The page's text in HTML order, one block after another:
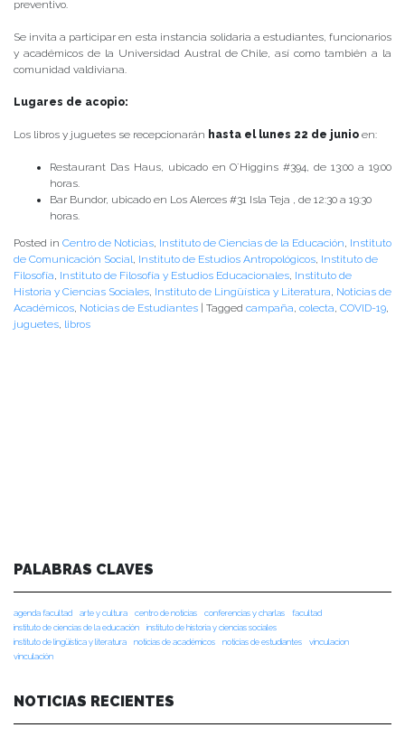
preventivo.
Se invita a participar en esta instancia solidaria a estudiantes, funcionarios
y académicos de la Universidad Austral de Chile, así como también a la
comunidad valdiviana.
Lugares de acopio:
Los libros y juguetes se recepcionarán hasta el lunes 22 de junio en:
Restaurant Das Haus, ubicado en O´Higgins #394, de 13:00 a 19:00
horas.
Bar Bundor, ubicado en Los Alerces #31 Isla Teja , de 12:30 a 19:30
horas.
Posted in Centro de Noticias, Instituto de Ciencias de la Educación, Instituto
de Comunicación Social, Instituto de Estudios Antropológicos, Instituto de
Filosofía, Instituto de Filosofía y Estudios Educacionales, Instituto de
Historia y Ciencias Sociales, Instituto de Lingüística y Literatura, Noticias de
Académicos, Noticias de Estudiantes | Tagged campaña, colecta, COVID-19,
juguetes, libros
PALABRAS CLAVES
agenda facultad arte y cultura centro de noticias conferencias y charlas
facultad
instituto de ciencias de la educación
instituto de historia y ciencias sociales
instituto de lingüística y literatura
noticias de académicos noticias de estudiantes
vinculacion
vinculación
NOTICIAS RECIENTES